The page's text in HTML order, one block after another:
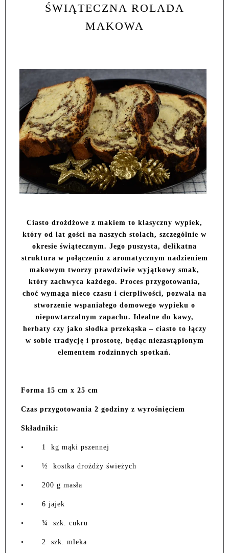
ŚWIĄTECZNA ROLADA
MAKOWA
Ciasto drożdżowe z makiem to klasyczny wypiek,
który od lat gości na naszych stołach, szczególnie w
okresie świątecznym. Jego puszysta, delikatna
struktura w połączeniu z aromatycznym nadzieniem
makowym tworzy prawdziwie wyjątkowy smak,
który zachwyca każdego. Proces przygotowania,
choć wymaga nieco czasu i cierpliwości, pozwala na
stworzenie wspaniałego domowego wypieku o
niepowtarzalnym zapachu. Idealne do kawy,
herbaty czy jako słodka przekąska – ciasto to łączy
w sobie tradycję i prostotę, będąc niezastąpionym
elementem rodzinnych spotkań.
Forma 15 cm x 25 cm
Czas przygotowania 2 godziny z wyrośnięciem
Składniki:
• 1 kg mąki pszennej
• ½ kostka drożdży świeżych
• 200 g masła
• 6 jajek
• ¾ szk. cukru
• 2 szk. mleka